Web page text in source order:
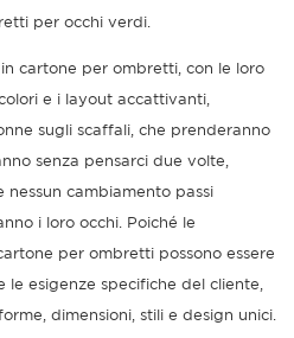
per occhi verdi.
cartone per ombretti, con le loro
e i layout accattivanti,
sugli scaffali, che prenderanno
senza pensarci due volte,
nessun cambiamento passi
i loro occhi. Poiché le
per ombretti possono essere
le esigenze specifiche del cliente,
dimensioni, stili e design unici.